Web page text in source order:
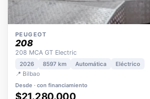
PEUGEOT
208
208 MCA GT Electric
2026
📍 Bilbao
Desde · con financiamiento